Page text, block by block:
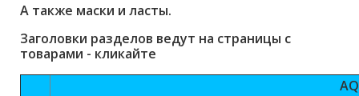
А также маски и ласты.
Заголовки разделов ведут на страницы с
товарами - кликайте